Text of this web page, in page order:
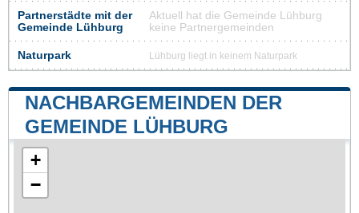
Partnerstädte mit der
Gemeinde Lühburg
Aktuell hat die Gemeinde Lühburg
keine Partnergemeinden
Naturpark Lühburg liegt in keinem Naturpark
NACHBARGEMEINDEN DER
GEMEINDE LÜHBURG
+
−